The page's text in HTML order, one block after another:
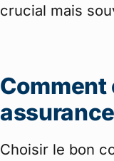
crucial mais
Choisir le bon